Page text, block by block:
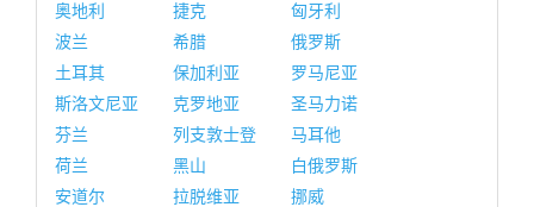
奥地利
捷克
匈牙利
波兰
希腊
俄罗斯
土耳其
保加利亚
罗马尼亚
斯洛文尼亚
克罗地亚
圣马力诺
芬兰
列支敦士登
马耳他
荷兰
黑山
白俄罗斯
安道尔
拉脱维亚
挪威